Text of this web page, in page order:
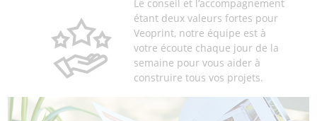
Le conseil et l’accompagnement
étant deux valeurs fortes pour
Veoprint, notre équipe est à
votre écoute chaque jour de la
semaine pour vous aider à
construire tous vos projets.